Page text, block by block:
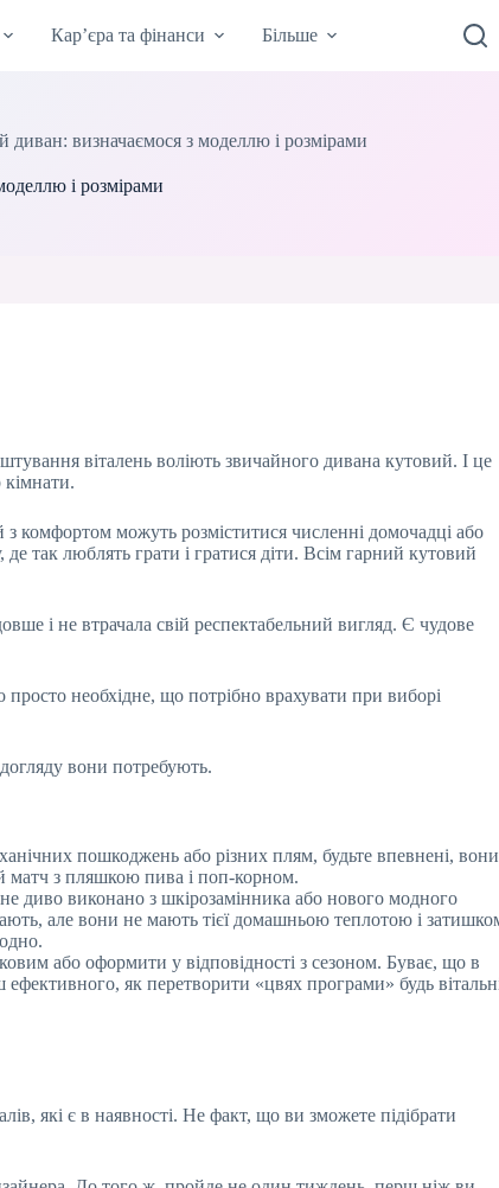
Кар’єра та фінанси Більше
визначаємося з моделлю і розмірами
і розмірами
віталень воліють звичайного дивана кутовий. І це
кімнати.
комфортом можуть розміститися численні домочадці або
так люблять грати і гратися діти. Всім гарний кутовий
і не втрачала свій респектабельний вигляд. Є чудове
необхідне, що потрібно врахувати при виборі
вони потребують.
пошкоджень або різних плям, будьте впевнені, вони
матч з пляшкою пива і поп-корном.
диво виконано з шкірозамінника або нового модного
але вони не мають тієї домашньою теплотою і
або оформити у відповідності з сезоном. Буває, що в
як перетворити «цвях програми» будь
які є в наявності. Не факт, що ви зможете підібрати